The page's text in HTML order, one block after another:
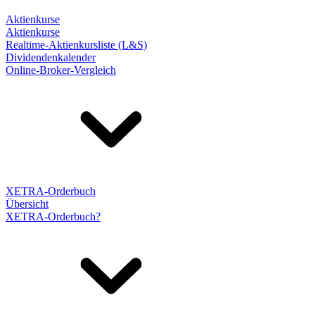
Aktienkurse
Aktienkurse
Realtime-Aktienkursliste (L&S)
Dividendenkalender
Online-Broker-Vergleich
XETRA-Orderbuch
Übersicht
XETRA-Orderbuch?